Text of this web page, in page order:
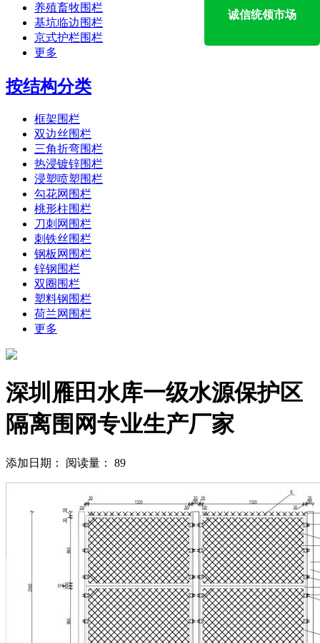
养殖畜牧围栏
基坑临边围栏
京式护栏围栏
更多
按结构分类
框架围栏
双边丝围栏
三角折弯围栏
热浸镀锌围栏
浸塑喷塑围栏
勾花网围栏
桃形柱围栏
刀刺网围栏
刺铁丝围栏
钢板网围栏
锌钢围栏
双圈围栏
塑料钢围栏
荷兰网围栏
更多
深圳雁田水库一级水源保护区
隔离围网专业生产厂家
添加日期： 阅读量： 89
诚信统领市场